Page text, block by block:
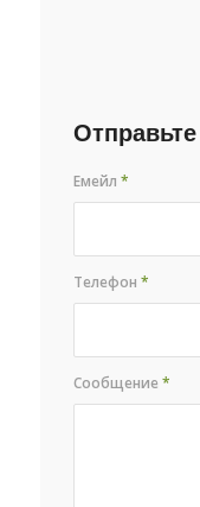
Емейл*
Телефон*
Сообщение*